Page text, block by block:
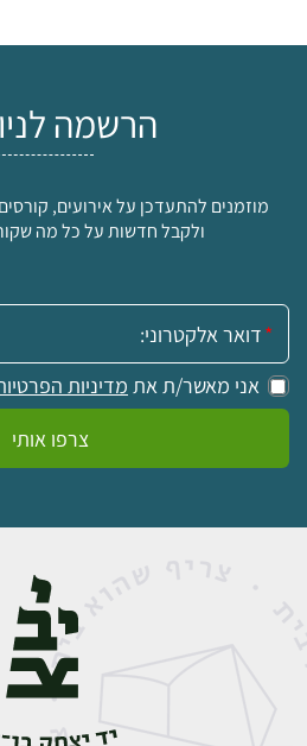
הרשמה
מוזמנים להתעדכן על אירועים,
ולקבל חדשות על כל מה
אימייל:
אני מאשר/ת את מדיניות
צרפו אותי